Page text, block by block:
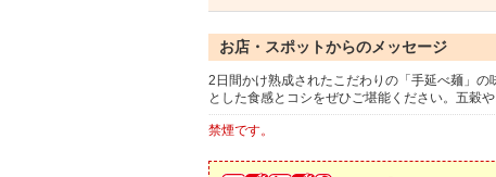
お店・スポットからのメッセージ
2日間かけ熟成されたこだわりの「手延べ麺」
とした食感とコシをぜひご堪能ください。五穀
禁煙です。